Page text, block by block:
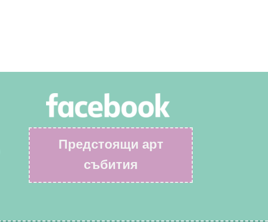
Предстоящи арт
събития